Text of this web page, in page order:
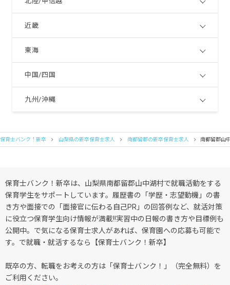
近畿
東海
中国/四国
九州/沖縄
保育士バンク！新卒 山梨県の新卒保育士求人 南都留郡の新卒保育士求人 南都留郡山
保育士バンク！新卒は、山梨県南都留郡山中湖村で就職活動をする
保育学生をサポートしています。履歴書の「学歴・志望動機」の書
き方や面接での「面接官に伝わる自己PR」の回答例など、就活対策
に役立つ保育学生向け情報が満載!!実習中の日報の書き方や目標例も
公開中。で気になる保育士求人があれば、保育園への応募も可能で
す。で就職・就活するなら【保育士バンク！新卒】
既卒の方、転職をお考えの方は「保育士バンク！」（完全無料）を
ご利用ください。